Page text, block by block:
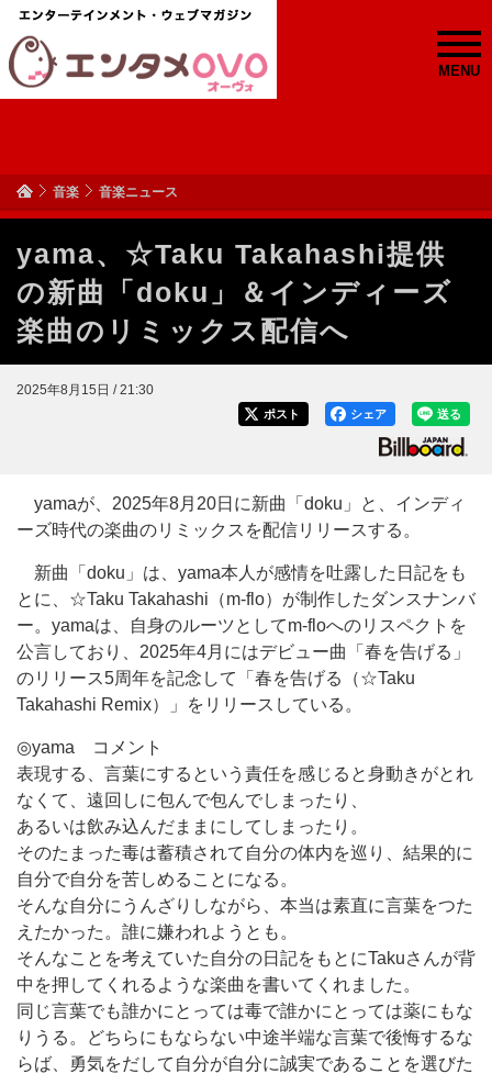
MENU
音楽 音楽ニュース
yama、☆Taku Takahashi提供
の新曲「doku」＆インディーズ
楽曲のリミックス配信へ
2025年8月15日 / 21:30
送る
シェア
ポスト
yamaが、2025年8月20日に新曲「doku」と、インディ
ーズ時代の楽曲のリミックスを配信リリースする。
新曲「doku」は、yama本人が感情を吐露した日記をも
とに、☆Taku Takahashi（m-flo）が制作したダンスナンバ
ー。yamaは、自身のルーツとしてm-floへのリスペクトを
公言しており、2025年4月にはデビュー曲「春を告げる」
のリリース5周年を記念して「春を告げる（☆Taku
Takahashi Remix）」をリリースしている。
◎yama コメント
表現する、言葉にするという責任を感じると身動きがとれ
なくて、遠回しに包んで包んでしまったり、
あるいは飲み込んだままにしてしまったり。
そのたまった毒は蓄積されて自分の体内を巡り、結果的に
自分で自分を苦しめることになる。
そんな自分にうんざりしながら、本当は素直に言葉をつた
えたかった。誰に嫌われようとも。
そんなことを考えていた自分の日記をもとにTakuさんが背
中を押してくれるような楽曲を書いてくれました。
同じ言葉でも誰かにとっては毒で誰かにとっては薬にもな
りうる。どちらにもならない中途半端な言葉で後悔するな
らば、勇気をだして自分が自分に誠実であることを選びた